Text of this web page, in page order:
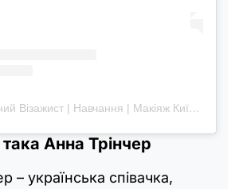
Допис, поширений Візажист | Навчання | Макіяж Київ 🇺🇦 (@egor_mua)
Анна Трінчер
– українська співачка,